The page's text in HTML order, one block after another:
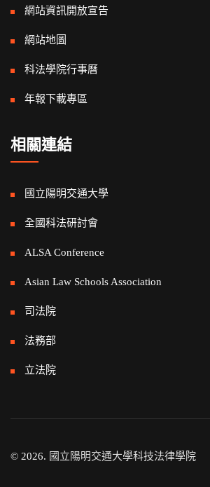
網站資訊開放宣告
網站地圖
科法學院行事曆
年報下載專區
相關連結
國立陽明交通大學
全國科法研討會
ALSA Conference
Asian Law Schools Association
司法院
法務部
立法院
© 2026. 國立陽明交通大學科技法律學院